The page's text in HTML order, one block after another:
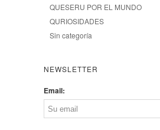
QUESERU POR EL MUNDO
QURIOSIDADES
Sin categoría
NEWSLETTER
Email: